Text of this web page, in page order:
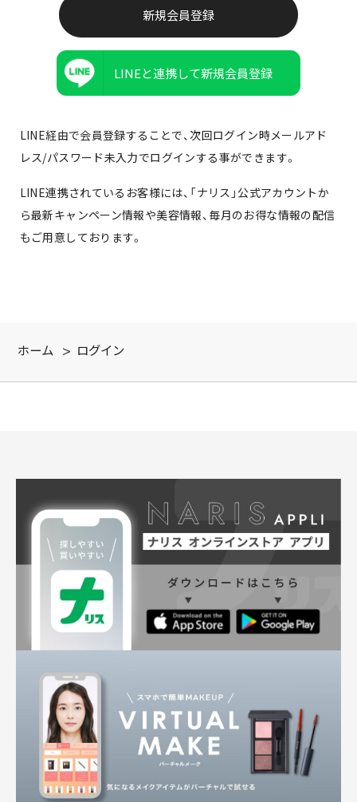
LINEと連携して新規会員登録
LINE経由で会員登録することで、次回ログイン時メールアド
レス/パスワード未入力でログインする事ができます。
LINE連携されているお客様には、「ナリス」公式アカウントか
ら最新キャンペーン情報や美容情報、毎月のお得な情報の配信
もご用意しております。
ホーム > ログイン